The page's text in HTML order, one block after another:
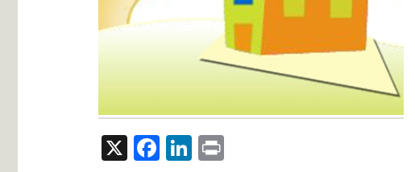
X Facebook
LinkedIn